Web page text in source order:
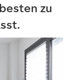
zu